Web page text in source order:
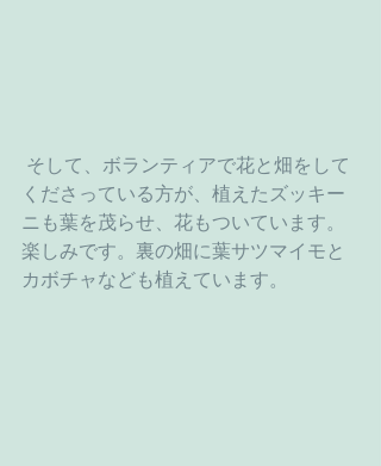
くださっている方が、植えたズッキー
ニも葉を茂らせ、花もついています。
楽しみです。裏の畑に葉サツマイモと
カボチャなども植えています。